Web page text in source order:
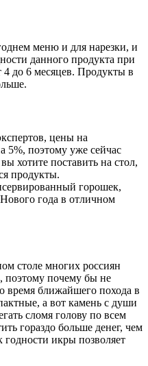
меню и для нарезки, и
данного продукта при
4 до 6 месяцев. Продукты в
цены на
5%, поэтому уже сейчас
хотите поставить на стол,
продукты.
горошек,
года в отличном
столе многих россиян
поэтому почему бы не
время ближайшего похода в
а вот камень с души
сломя голову по всем
гораздо больше денег, чем
годности икры позволяет